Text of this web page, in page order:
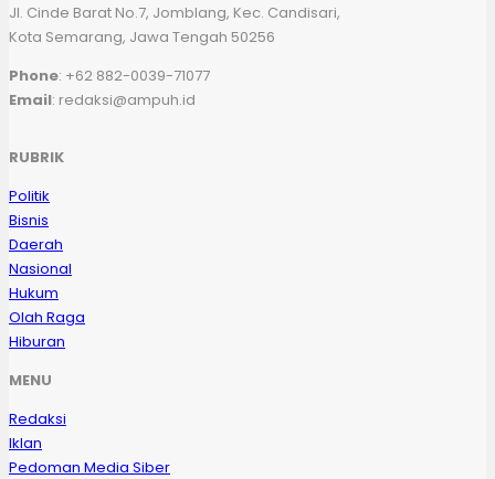
Jl. Cinde Barat No.7, Jomblang, Kec. Candisari,
Kota Semarang, Jawa Tengah 50256
Phone: +62 882-0039-71077
Email: redaksi@ampuh.id
RUBRIK
Politik
Bisnis
Daerah
Nasional
Hukum
Olah Raga
Hiburan
MENU
Redaksi
Iklan
Pedoman Media Siber